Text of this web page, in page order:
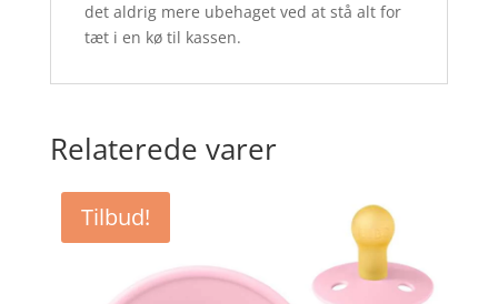
det aldrig mere ubehaget ved at stå alt for
tæt i en kø til kassen.
Relaterede varer
Tilbud!